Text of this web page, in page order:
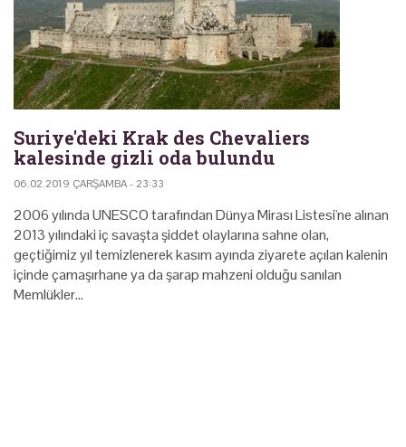
Suriye'deki Krak des Chevaliers
kalesinde gizli oda bulundu
06.02.2019 ÇARŞAMBA - 23:33
2006 yılında UNESCO tarafından Dünya Mirası Listesi'ne alınan
2013 yılındaki iç savaşta şiddet olaylarına sahne olan,
geçtiğimiz yıl temizlenerek kasım ayında ziyarete açılan kalenin
içinde çamaşırhane ya da şarap mahzeni olduğu sanılan
Memlükler…